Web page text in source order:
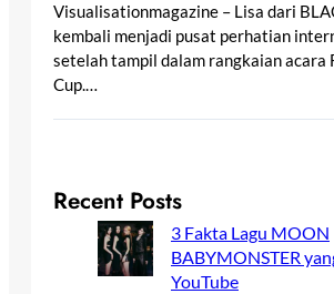
Visualisationmagazine – Lisa dari
kembali menjadi pusat perhatian
setelah tampil dalam rangkaian acara
Cup.…
Recent Posts
3 Fakta Lagu MOON
BABYMONSTER
YouTube